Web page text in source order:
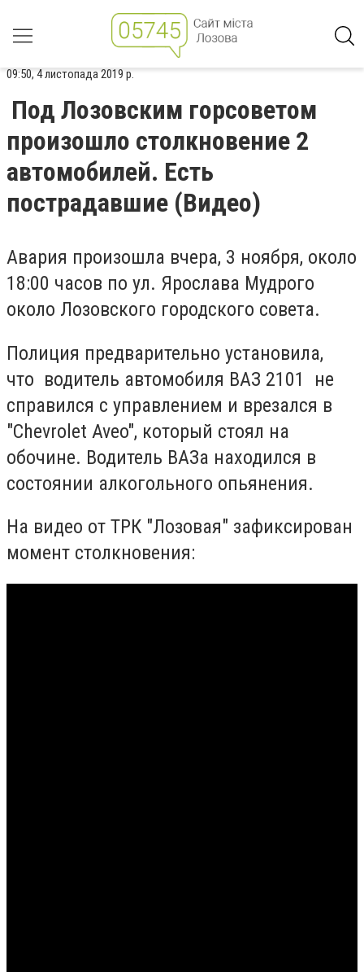
09:50, 4 листопада 2019 р.
Под Лозовским горсоветом
произошло столкновение 2
автомобилей. Есть
пострадавшие (Видео)
Авария произошла вчера, 3 ноября, около
18:00 часов по ул. Ярослава Мудрого
около Лозовского городского совета.
Полиция предварительно установила,
что водитель автомобиля ВАЗ 2101 не
справился с управлением и врезался в
"Chevrolet Aveo", который стоял на
обочине. Водитель ВАЗа находился в
состоянии алкогольного опьянения.
На видео от ТРК "Лозовая" зафиксирован
момент столкновения: